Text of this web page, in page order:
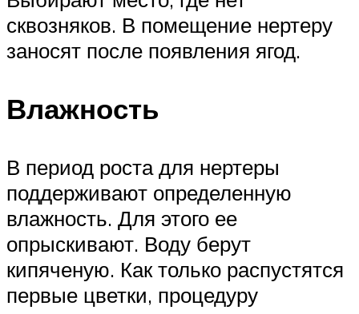
сквозняков. В помещение нертеру
заносят после появления ягод.
Влажность
В период роста для нертеры
поддерживают определенную
влажность. Для этого ее
опрыскивают. Воду берут
кипяченую. Как только распустятся
первые цветки, процедуру